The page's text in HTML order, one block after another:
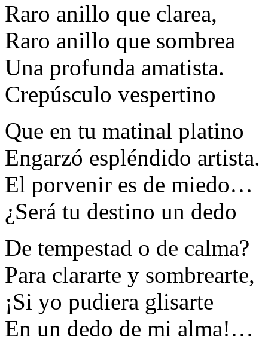
Raro anillo que clarea,
Raro anillo que sombrea
Una profunda amatista.
Crepúsculo vespertino
Que en tu matinal platino
Engarzó espléndido artista.
El porvenir es de miedo…
¿Será tu destino un dedo
De tempestad o de calma?
Para clararte y sombrearte,
¡Si yo pudiera glisarte
En un dedo de mi alma!…